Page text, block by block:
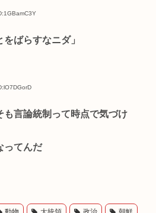
ばらすなニダ」
も言論統制って時点で気づけ
ってんだ